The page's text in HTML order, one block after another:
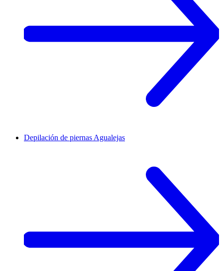
Depilación de piernas Agualejas